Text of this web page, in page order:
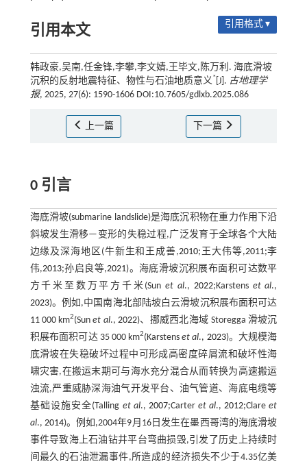
引用本文 引用格式 ▾
韩政豪,吴南,任金锋,李攀,李文婧,王毕文,陈万利. 海底滑坡
沉积的反射地震特征、物性与石油地质意义* [J]. 古地理学
报, 2025, 27(6): 1590-1606 DOI:10.7605/gdlxb.2025.086
上一篇 下一篇
0 引言
海底滑坡(submarine landslide)是海底沉积物在重力作用下沿
斜坡发生滑移—变形的失稳过程,广泛发育于全球各个大陆
边缘及深海地区(牛新生和王成善,2010;王大伟等,2011;李
伟,2013;孙启良等,2021)。海底滑坡沉积展布面积可达数平
方千米至数万平方千米(Sunet al., 2022;Karstens et al.,
2023)。例如,中国南海北部陆坡白云滑坡沉积展布面积可达
11 000 km2(Sunet al.,2022)、挪威西北海域 Storegga 滑坡沉
积展布面积可达 35 000 km2(Karstenset al., 2023)。大规模海
底滑坡在失稳破坏过程中可形成高密度碎屑流和破坏性海
啸灾害,在搬运末期可与海水充分混合从而转换为高速搬运
浊流,严重威胁深海油气开发平台、油气管道、海底电缆等
基础设施安全(Talling et al., 2007;Carter et al.,2012;Clareet
al., 2014)。例如,2004年9月16日发生在墨西哥湾的海底滑坡
事件导致海上石油钻井平台弯曲损毁,引发了历史上持续时
间最久的石油泄漏事件,所造成的经济损失不少于4.35亿美